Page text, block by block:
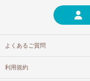
よくあるご質問
利用規約